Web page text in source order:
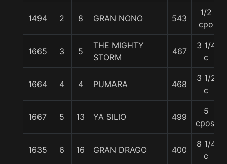
1494 2 8 GRAN NONO 543
1/2
cpo
1665 3 5
THE MIGHTY
STORM
467
3 1/4
c
1664 4 4 PUMARA 468
3 1/2
c
1667 5 13 YA SILIO 499
5
cpos.
1635 6 16 GRAN DRAGO 400
8 1/4
c